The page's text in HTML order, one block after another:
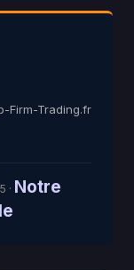
Firm-Trading.fr
· Notre